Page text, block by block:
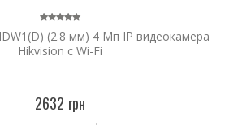
(2.8 мм) 4 Мп IP видеокамера
Hikvision c Wi-Fi
2632 грн